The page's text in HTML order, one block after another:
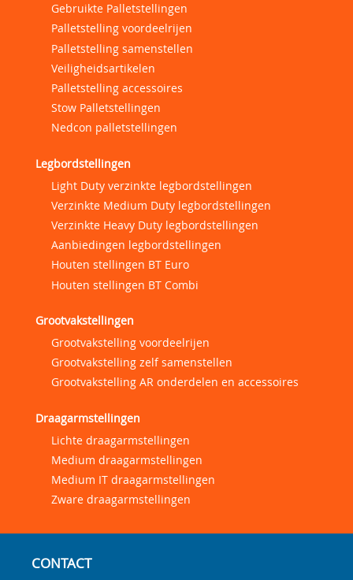
Gebruikte Palletstellingen
Palletstelling voordeelrijen
Palletstelling samenstellen
Veiligheidsartikelen
Palletstelling accessoires
Stow Palletstellingen
Nedcon palletstellingen
Legbordstellingen
Light Duty verzinkte legbordstellingen
Verzinkte Medium Duty legbordstellingen
Verzinkte Heavy Duty legbordstellingen
Aanbiedingen legbordstellingen
Houten stellingen BT Euro
Houten stellingen BT Combi
Grootvakstellingen
Grootvakstelling voordeelrijen
Grootvakstelling zelf samenstellen
Grootvakstelling AR onderdelen en accessoires
Draagarmstellingen
Lichte draagarmstellingen
Medium draagarmstellingen
Medium IT draagarmstellingen
Zware draagarmstellingen
CONTACT